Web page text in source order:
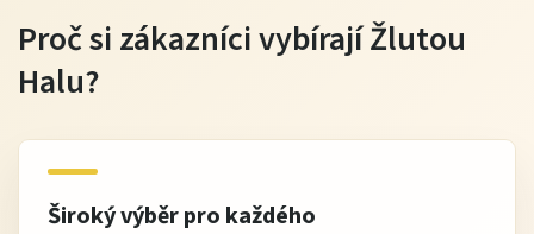
Proč si zákazníci vybírají Žlutou
Halu?
Široký výběr pro každého